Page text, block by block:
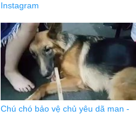
Instagram
Chú chó bảo vệ chủ yêu dã man -